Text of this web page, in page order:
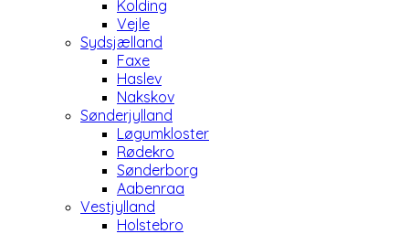
Kolding
Vejle
Sydsjælland
Faxe
Haslev
Nakskov
Sønderjylland
Løgumkloster
Rødekro
Sønderborg
Aabenraa
Vestjylland
Holstebro